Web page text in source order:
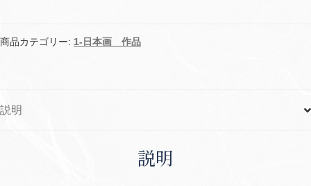
商品カテゴリー: 1-日本画 作品
説明
説明